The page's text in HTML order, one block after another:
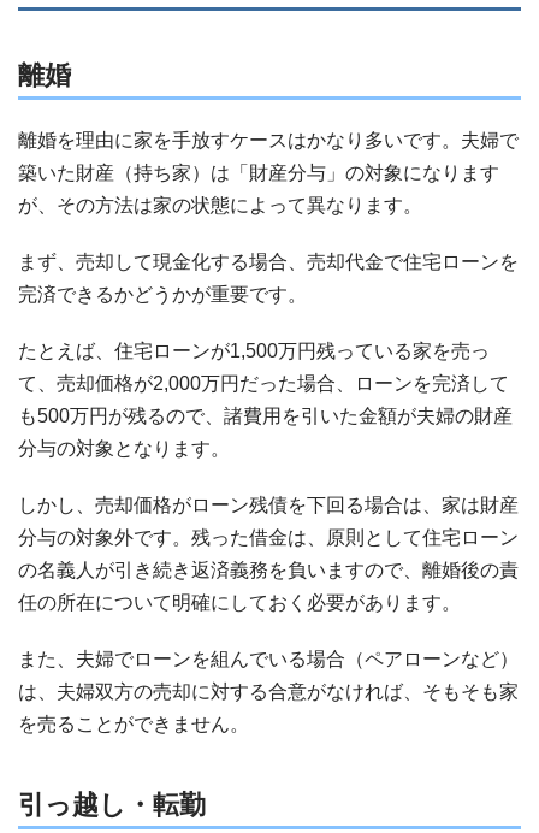
離婚
離婚を理由に家を手放すケースはかなり多いです。夫婦で
築いた財産（持ち家）は「財産分与」の対象になります
が、その方法は家の状態によって異なります。
まず、売却して現金化する場合、売却代金で住宅ローンを
完済できるかどうかが重要です。
たとえば、住宅ローンが1,500万円残っている家を売っ
て、売却価格が2,000万円だった場合、ローンを完済して
も500万円が残るので、諸費用を引いた金額が夫婦の財産
分与の対象となります。
しかし、売却価格がローン残債を下回る場合は、家は財産
分与の対象外です。残った借金は、原則として住宅ローン
の名義人が引き続き返済義務を負いますので、離婚後の責
任の所在について明確にしておく必要があります。
また、夫婦でローンを組んでいる場合（ペアローンなど）
は、夫婦双方の売却に対する合意がなければ、そもそも家
を売ることができません。
引っ越し・転勤